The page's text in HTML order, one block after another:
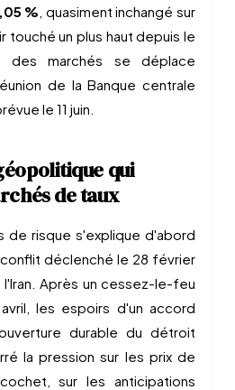
%, quasiment inchangé sur
touché un plus haut depuis le
des marchés se déplace
de la Banque centrale
le 11 juin.
qui
de taux
de risque s'explique d'abord
déclenché le 28 février
Après un cessez-le-feu
les espoirs d'un accord
durable du détroit
la pression sur les prix de
sur les anticipations